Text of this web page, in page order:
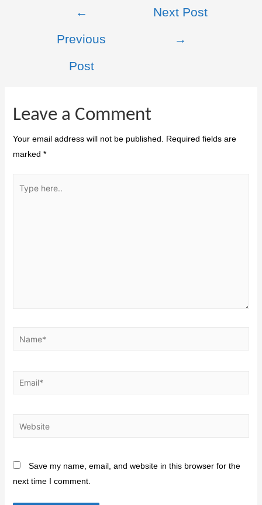
←
Previous
Post
Next Post
→
Leave a Comment
Your email address will not be published.
Required fields are
marked *
Save my name, email, and website in this browser for the
next time I comment.